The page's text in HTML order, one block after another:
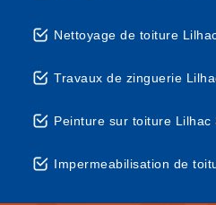
Nettoyage de toiture
Travaux de zinguerie
Peinture sur toiture Lilhac
Impermeabilisation de